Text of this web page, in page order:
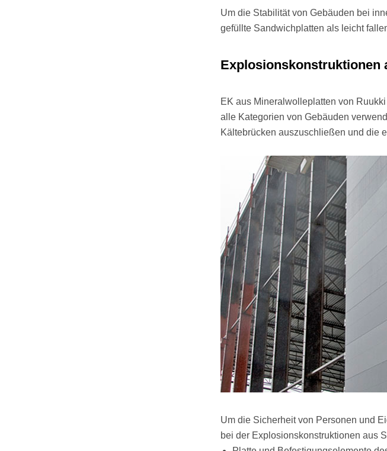
Um die Stabilität von Gebäuden bei
gefüllte Sandwichplatten als leicht
Explosionskonstruktionen
EK aus Mineralwolleplatten von
alle Kategorien von Gebäuden
Kältebrücken auszuschließen und die
Um die Sicherheit von Personen und
bei der Explosionskonstruktionen aus